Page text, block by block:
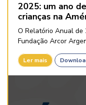
2025: um ano
crianças na
O Relatório Anual de
Fundação Arcor
Ler mais